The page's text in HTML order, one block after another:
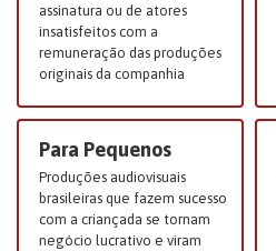
assinatura ou de atores
insatisfeitos com a
remuneração das produções
originais da companhia
Para Pequenos
Produções audiovisuais
brasileiras que fazem sucesso
com a criançada se tornam
negócio lucrativo e viram